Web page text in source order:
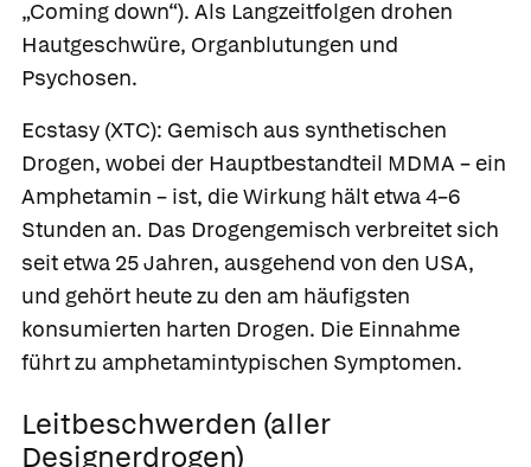
„Coming down“). Als Langzeitfolgen drohen
Hautgeschwüre, Organblutungen und
Psychosen.
Ecstasy (XTC): Gemisch aus synthetischen
Drogen, wobei der Hauptbestandteil MDMA – ein
Amphetamin – ist, die Wirkung hält etwa 4–6
Stunden an. Das Drogengemisch verbreitet sich
seit etwa 25 Jahren, ausgehend von den USA,
und gehört heute zu den am häufigsten
konsumierten harten Drogen. Die Einnahme
führt zu amphetamintypischen Symptomen.
Leitbeschwerden (aller
Designerdrogen)